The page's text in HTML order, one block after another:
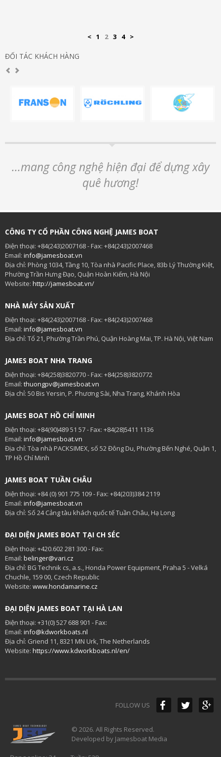
< 1 2 3 4 >
ĐỐI TÁC KHÁCH HÀNG
...mang công nghệ hiện đại để dựng xây
quê hương!
CÔNG TY CỔ PHẦN CÔNG NGHỆ JAMES BOAT
Điện thoại: +84(243)2007168 - Fax: +84(243)2007468
Email: info@jamesboat.vn
Địa chỉ: Phòng 1034, Tầng 10, Tòa nhà Pacific Place, 83b Lý Thường Kiệt,
Phường Trần Hưng Đạo, Quận Hoàn Kiếm, Hà Nội
Website: http://jamesboat.vn/
NHÀ MÁY SẢN XUẤT
Điện thoại: +84(243)2007168 - Fax: +84(243)2007468
Email: info@jamesboat.vn
Địa chỉ: Tổ 21, Phường Trần Phú, Quận Hoàng Mai, TP. Hà Nội, Việt Nam
JAMES BOAT NHA TRANG
Điện thoại: +84(258)3820770 - Fax: +84(258)3820772
Email: thuongpv@jamesboat.vn
Địa chỉ: 50 Bis Yersin, P. Phương Sài, Nha Trang, Khánh Hòa
JAMES BOAT HỒ CHÍ MINH
Điện thoại: +84(90)489 51 57 - Fax: +84(28)5411 1136
Email: info@jamesboat.vn
Địa chỉ: Tòa nhà PACKSIMEX, số 52 Đông Du, Phường Bến Nghé, Quận 1,
TP Hồ Chí Minh
JAMES BOAT TUẦN CHÂU
Điện thoại: +84 (0) 901 775 109 - Fax: +84(203)384 2119
Email: info@jamesboat.vn
Địa chỉ: Số 24 Cảng tàu khách quốc tế Tuần Châu, Hạ Long
ĐẠI DIỆN JAMES BOAT TẠI CH SÉC
Điện thoại: +420.602 281 300 - Fax:
Email: belinger@vari.cz
Địa chỉ: BG Technik cs, a.s., Honda Power Equipment, Praha 5 - Velká
Chuchle, 159 00, Czech Republic
Website: www.hondamarine.cz
ĐẠI DIỆN JAMES BOAT TẠI HÀ LAN
Điện thoại: +31(0) 527 688 901 - Fax:
Email: info@kdworkboats.nl
Địa chỉ: Griend 11, 8321 MN Urk, The Netherlands
Website: https://www.kdworkboats.nl/en/
FOLLOW US
© 2026. All Rights Reserved.
Developed by Jamesboat Media